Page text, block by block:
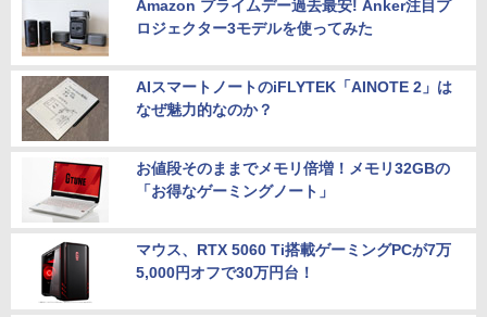
Amazon プライムデー過去最安! Anker注目プ
ロジェクター3モデルを使ってみた
AIスマートノートのiFLYTEK「AINOTE 2」は
なぜ魅力的なのか？
お値段そのままでメモリ倍増！メモリ32GBの
「お得なゲーミングノート」
マウス、RTX 5060 Ti搭載ゲーミングPCが7万
5,000円オフで30万円台！